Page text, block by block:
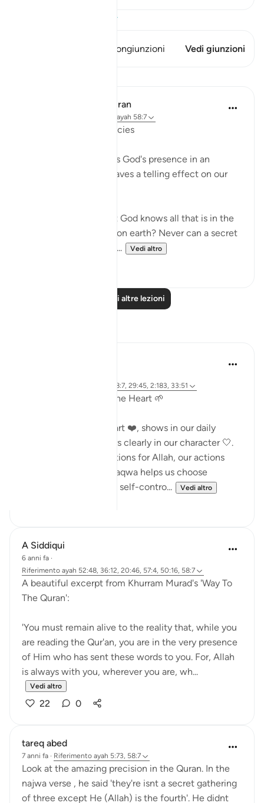
Questo versetto ha 2 Congiunzioni Vedi giunzioni
In the Shade of the Quran
ayah 58:7
Whispers and Conspiracies
The surah then portrays God's presence in an
inspiring image that leaves a telling effect on our
Are you not aware that God knows all that is in the
heavens and all that is on earth? Never can a secret
conversation take plac...
Vedi altro
Leggi altre lezioni
ayah 26:88-89, 58:7, 29:45, 2:183, 33:51
Growing Taqwa from the Heart 🌱
Taqwa starts in the heart ❤️, shows in our daily
choices 🧠, and appears clearly in our character 🤍.
When we fix our intentions for Allah, our actions
become meaningful. Taqwa helps us choose
honesty, patience, and self-contro...
Vedi altro
A Siddiqui
6 anni fa ·
Riferimento ayah 52:48, 36:12, 20:46, 57:4, 50:16, 58:7
A beautiful excerpt from Khurram Murad's 'Way To
The Quran':
'You must remain alive to the reality that, while you
are reading the Qur'an, you are in the very presence
of Him who has sent these words to you. For, Allah
is always with you, wherever you are, wh...
Vedi altro
22 0
tareq abed
7 anni fa · Riferimento ayah 5:73, 58:7
Look at the amazing precision in the Quran. In the
najwa verse , he said 'they're isnt a secret gathering
of three except He (Allah) is the fourth'. He didnt